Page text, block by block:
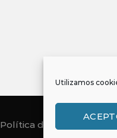
Utilizamos
Política de Cookies